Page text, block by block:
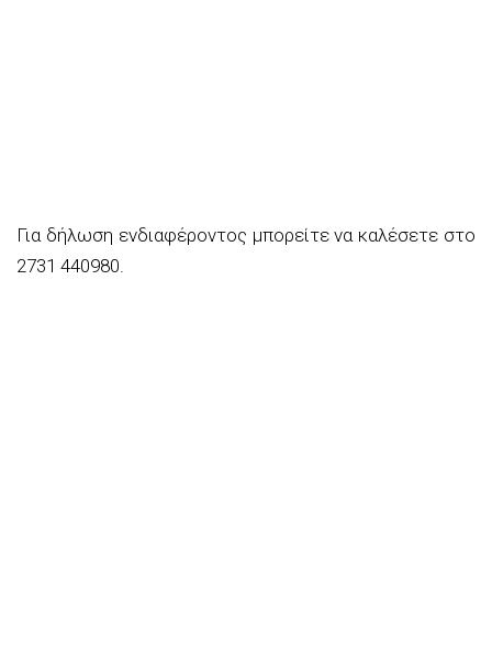
Για δήλωση ενδιαφέροντος μπορείτε να καλέσετε στο
2731 440980.